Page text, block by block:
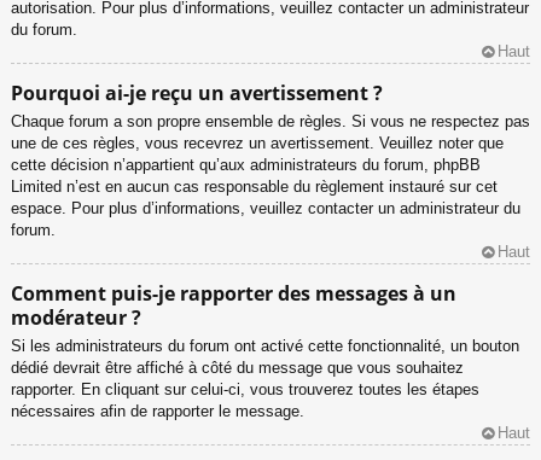
autorisation. Pour plus d’informations, veuillez contacter un administrateur
du forum.
Haut
Pourquoi ai-je reçu un avertissement ?
Chaque forum a son propre ensemble de règles. Si vous ne respectez pas
une de ces règles, vous recevrez un avertissement. Veuillez noter que
cette décision n’appartient qu’aux administrateurs du forum, phpBB
Limited n’est en aucun cas responsable du règlement instauré sur cet
espace. Pour plus d’informations, veuillez contacter un administrateur du
forum.
Haut
Comment puis-je rapporter des messages à un
modérateur ?
Si les administrateurs du forum ont activé cette fonctionnalité, un bouton
dédié devrait être affiché à côté du message que vous souhaitez
rapporter. En cliquant sur celui-ci, vous trouverez toutes les étapes
nécessaires afin de rapporter le message.
Haut